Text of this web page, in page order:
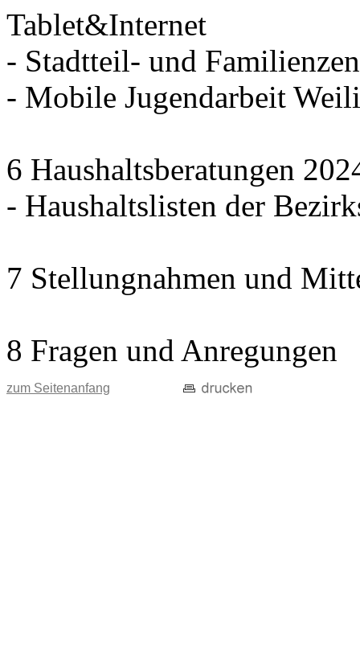
Tablet&Internet
- Stadtteil- und
- Mobile Jugendarbeit
6 Haushaltsberatungen
- Haushaltslisten der
7 Stellungnahmen und
8 Fragen und Anregungen
zum Seitenanfang